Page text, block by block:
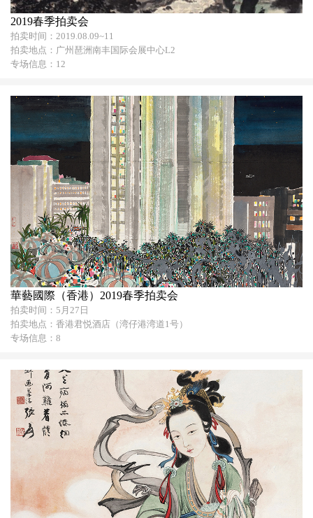
2019春季拍卖会
拍卖时间：2019.08.09~11
拍卖地点：广州琶洲南丰国际会展中心L2
专场信息：12
華藝國際（香港）2019春季拍卖会
拍卖时间：5月27日
拍卖地点：香港君悦酒店（湾仔港湾道1号）
专场信息：8